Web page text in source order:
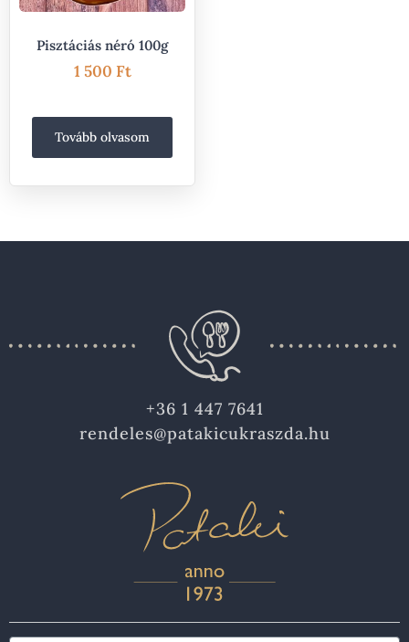
Pisztáciás néró 100g
1 500 Ft
Tovább olvasom
+36 1 447 7641
rendeles@patakicukraszda.hu